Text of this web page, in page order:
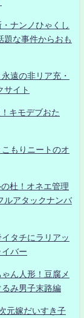
ナンノひゃくし
な事件からおも
遠の非リア充・
サイト
キモデブおた
もりニートのオ
杜！オネエ管理
ルアタックナンバ
タチにラリアッ
バー
ん人形！豆腐メ
み男子末路編
元嫁だいすき子